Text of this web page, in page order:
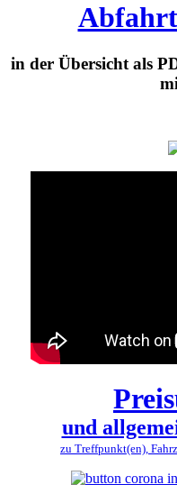
in der Übersicht als
und
zu Treffpunkt(en),